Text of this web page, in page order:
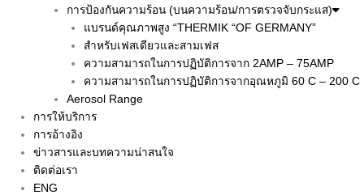
การป้องกันความร้อน (บนความร้อน/การตรวจจับกระแส)
แบรนด์คุณภาพสูง “THERMIK “OF GERMANY”
สำหรับเฟสเดียวและสามเฟส
ความสามารถในการปฏิบัติการจาก 2AMP – 75AMP
ความสามารถในการปฏิบัติการจากอุณหภูมิ 60 C – 200 C
Aerosol Range
การให้บริการ
การอ้างอิง
ข่าวสารและบทความน่าสนใจ
ติดต่อเรา
ENG